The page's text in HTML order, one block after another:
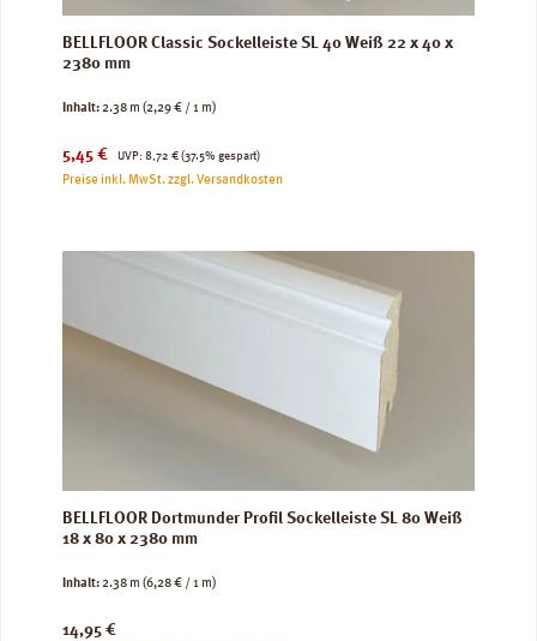
BELLFLOOR Classic Sockelleiste SL 40 Weiß 22 x 40 x
2380 mm
Inhalt:2.38 m (2,29 € / 1 m)
Verkaufspreis:
5,45 € UVP:
Regulärer Preis:
8,72 € (37.5% gespart)
Preise inkl. MwSt. zzgl. Versandkosten
BELLFLOOR Dortmunder Profil Sockelleiste SL 80 Weiß
18 x 80 x 2380 mm
Inhalt:2.38 m (6,28 € / 1 m)
Regulärer Preis:
14,95 €